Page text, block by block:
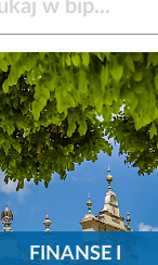
FINANSE I